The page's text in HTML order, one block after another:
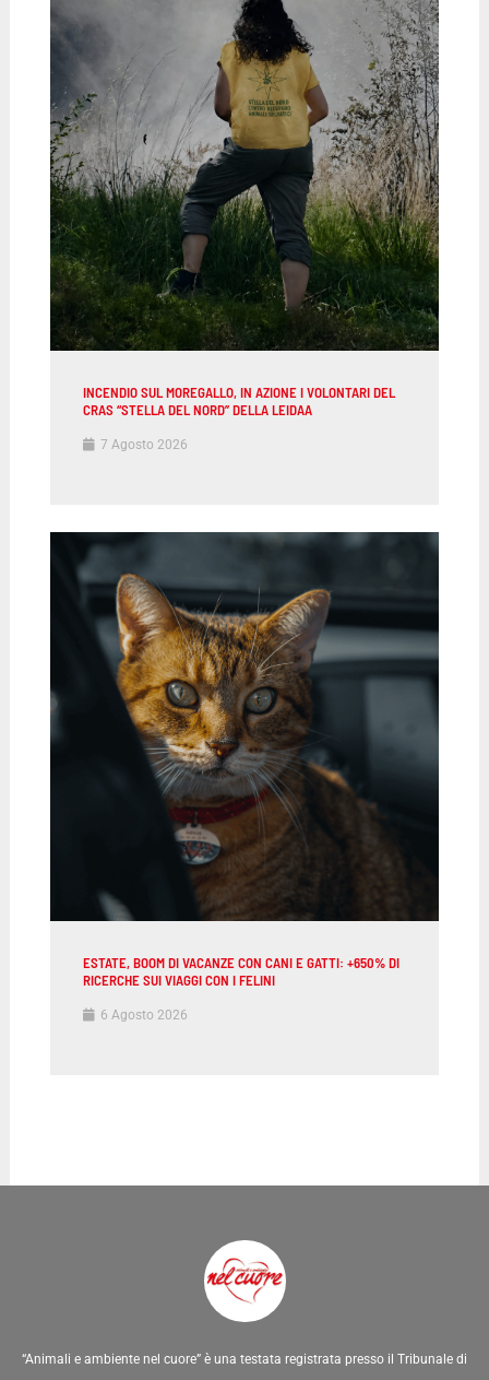
INCENDIO SUL MOREGALLO, IN AZIONE I VOLONTARI DEL
CRAS “STELLA DEL NORD” DELLA LEIDAA
7 Agosto 2026
ESTATE, BOOM DI VACANZE CON CANI E GATTI: +650% DI
RICERCHE SUI VIAGGI CON I FELINI
6 Agosto 2026
“Animali e ambiente nel cuore” è una testata registrata presso il Tribunale di